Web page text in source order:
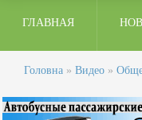
ГЛАВНАЯ
Головна » Видео »